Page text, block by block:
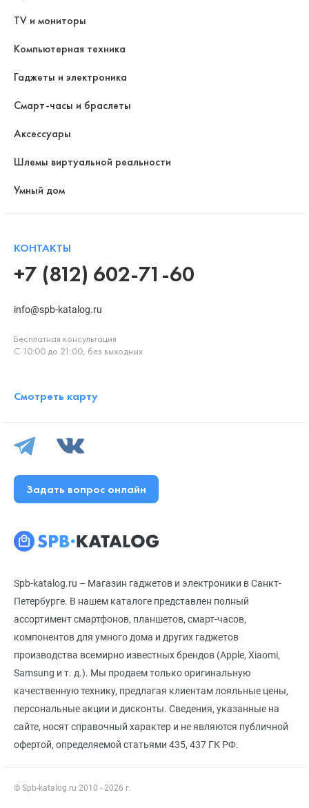
Spb-katalog.ru – Магазин гаджетов и электроники в Санкт-
Петербурге. В нашем каталоге представлен полный
ассортимент смартфонов, планшетов, смарт-часов,
компонентов для умного дома и других гаджетов
производства всемирно известных брендов (Apple, Xiaomi,
Samsung и т. д.). Мы продаем только оригинальную
качественную технику, предлагая клиентам лояльные цены,
персональные акции и дисконты. Сведения, указанные на
сайте, носят справочный характер и не являются публичной
офертой, определяемой статьями 435, 437 ГК РФ.
© Spb-katalog.ru 2010 - 2026 г.
TV и мониторы
Компьютерная техника
Гаджеты и электроника
Смарт-часы и браслеты
Аксессуары
Шлемы виртуальной реальности
Умный дом
КОНТАКТЫ
+7 (812) 602-71-60
info@spb-katalog.ru
Бесплатная консультация
С 10:00 до 21:00, без выходных
Смотреть карту
Задать вопрос онлайн